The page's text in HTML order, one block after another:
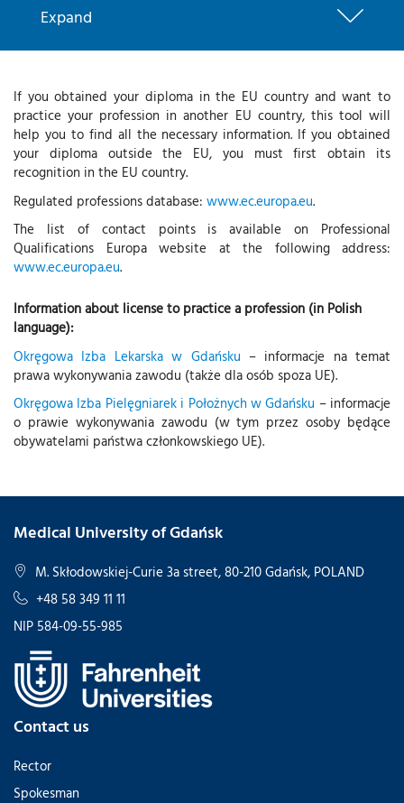
Expand
If you obtained your diploma in the EU country and want to
practice your profession in another EU country, this tool will
help you to find all the necessary information. If you obtained
your diploma outside the EU, you must first obtain its
recognition in the EU country.
Regulated professions database: www.ec.europa.eu.
The list of contact points is available on Professional
Qualifications Europa website at the following address:
www.ec.europa.eu.
Information about license to practice a profession (in Polish
language):
Okręgowa Izba Lekarska w Gdańsku – informacje na temat
prawa wykonywania zawodu (także dla osób spoza UE).
Okręgowa Izba Pielęgniarek i Położnych w Gdańsku – informacje
o prawie wykonywania zawodu (w tym przez osoby będące
obywatelami państwa członkowskiego UE).
Medical University of Gdańsk
M. Skłodowskiej-Curie 3a street, 80-210 Gdańsk, POLAND
+48 58 349 11 11
NIP 584-09-55-985
Contact us
Rector
Spokesman